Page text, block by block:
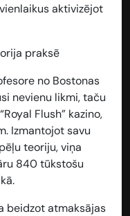
aktivizējot
praksē
no Bostonas
nevienu likmi, taču
Flush” kazino,
Izmantojot savu
teoriju, viņa
840 tūkstošu
beidzot atmaksājas